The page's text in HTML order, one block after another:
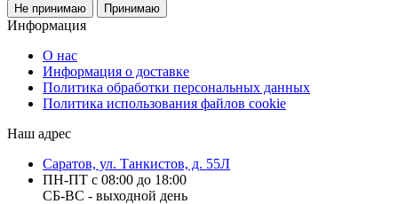
Не принимаю Принимаю
Информация
О нас
Информация о доставке
Политика обработки персональных данных
Политика использования файлов cookie
Наш адрес
Саратов, ул. Танкистов, д. 55Л
ПН-ПТ с 08:00 до 18:00
СБ-ВС - выходной день